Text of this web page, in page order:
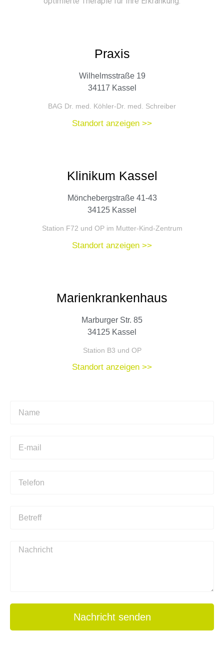
Nachricht senden
Praxis
Wilhelmsstraße 19
34117 Kassel
BAG Dr. med. Köhler-Dr. med. Schreiber
Standort anzeigen >>
Klinikum Kassel
Mönchebergstraße 41-43
34125 Kassel
Station F72 und OP im Mutter-Kind-Zentrum
Standort anzeigen >>
Marienkrankenhaus
Marburger Str. 85
34125 Kassel
Station B3 und OP
Standort anzeigen >>